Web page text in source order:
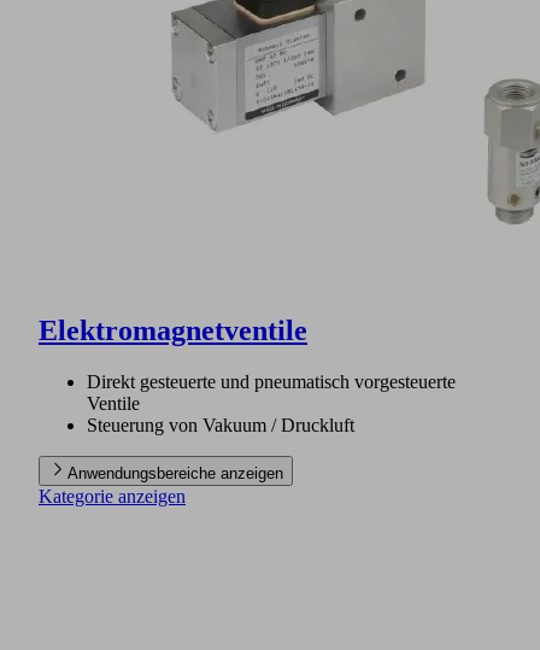
Elektromagnetventile
Direkt gesteuerte und pneumatisch vorgesteuerte
Ventile
Steuerung von Vakuum / Druckluft
Anwendungsbereiche anzeigen
Kategorie anzeigen